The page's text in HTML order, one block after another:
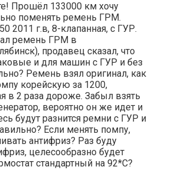
Прошёл 133000 км хочу
поменять ремень ГРМ.
2011 г.в, 8-клапанная, с ГУР.
ремень ГРМ в
продавец сказал, что
и для машин с ГУР и без
Ремень взял оригинал, как
корейскую за 1200,
в 2 раза дороже. Забыл взять
вероятно он же идет и
будут разнится ремни с ГУР и
Если менять помпу,
антифриз? Раз буду
целесообразно будет
стандартный на 92*С?